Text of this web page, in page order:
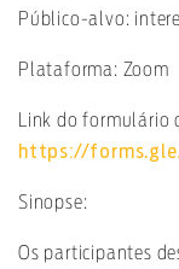
Público-alvo:
Plataforma: Zoom
Link do formulário
https://
Sinopse:
Os participantes